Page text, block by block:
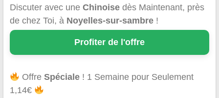
Discuter avec une Chinoisedès Maintenant, près
de chez Toi, à Noyelles-sur-sambre!
Profiter de l'offre
OffreSpéciale ! 1 Semaine pour Seulement
1,14€